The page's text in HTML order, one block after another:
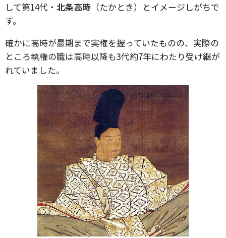
して第14代・ 北条高時 （たかとき）とイメージしがちで
す。
確かに高時が最期まで実権を握っていたものの、実際の
ところ執権の職は高時以降も3代約7年にわたり受け継が
れていました。